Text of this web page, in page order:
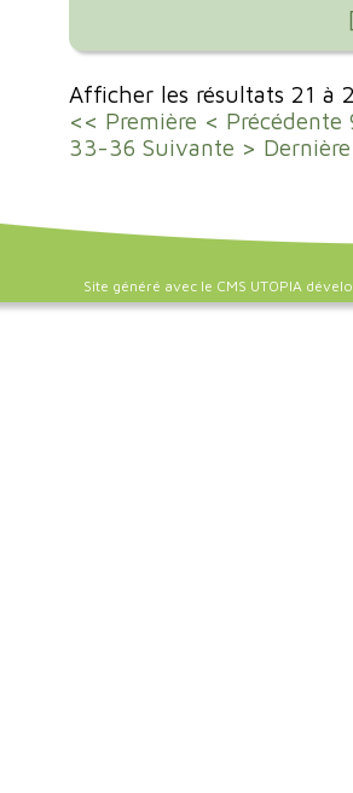
Afficher les résultats 21 à
<< Première < Précédente
33-36 Suivante >
Site généré avec le CMS UTOPIA